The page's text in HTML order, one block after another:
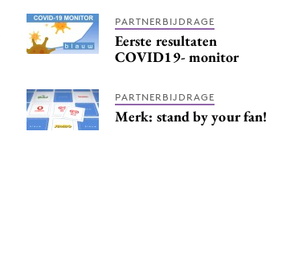
PARTNERBIJDRAGE
Eerste resultaten
COVID19- monitor
PARTNERBIJDRAGE
Merk: stand by your fan!